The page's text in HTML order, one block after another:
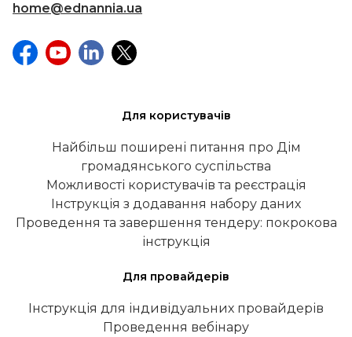
home@ednannia.ua
Для користувачів
Найбільш поширені питання про Дім
громадянського суспільства
Можливості користувачів та реєстрація
Інструкція з додавання набору даних
Проведення та завершення тендеру: покрокова
інструкція
Для провайдерів
Інструкція для індивідуальних провайдерів
Проведення вебінару